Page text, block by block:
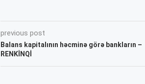
previous post
Balans kapitalının həcminə görə bankların –
RENKİNQİ